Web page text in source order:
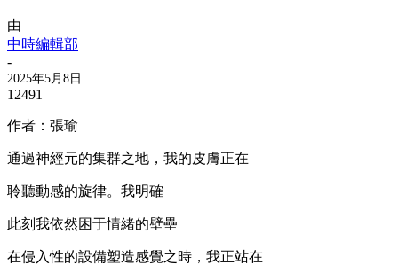
由
中時編輯部
-
2025年5月8日
12491
作者：張瑜
通過神經元的集群之地，我的皮膚正在
聆聽動感的旋律。我明確
此刻我依然困于情緒的壁壘
在侵入性的設備塑造感覺之時，我正站在